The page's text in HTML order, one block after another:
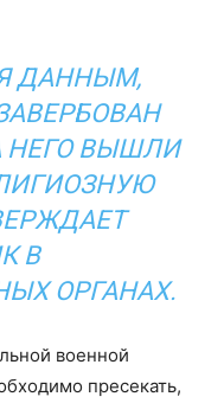
ДАННЫМ,
НЕГО ВЫШЛИ
В
ОРГАНАХ.
военной
пресекать,